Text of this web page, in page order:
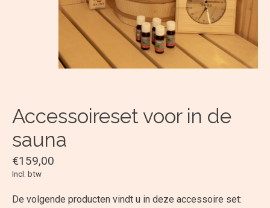
Accessoireset voor in de
sauna
€159,00
Incl. btw
De volgende producten vindt u in deze accessoire set: